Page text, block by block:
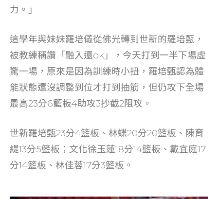
力。」
這學年與妹妹羅培儀從佛光轉到世新的羅培甄，
被教練稱讚「融入還ok」，今天打到一半下場虛
驚一場，原來是因為訓練時小扭，羅培甄認為體
能狀態還沒調整到位才打到抽筋，但仍攻下全場
最高23分6籃板4助攻3抄截2阻攻。
世新羅培甄23分4籃板、林蝶20分20籃板、陳育
緹13分5籃板；文化徐玉蓮18分14籃板、戴宜庭17
分14籃板、林佳蓉17分3籃板。